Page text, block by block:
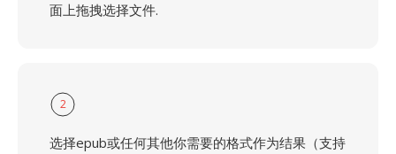
面上拖拽选择文件.
2
选择epub或任何其他你需要的格式作为结果（支持